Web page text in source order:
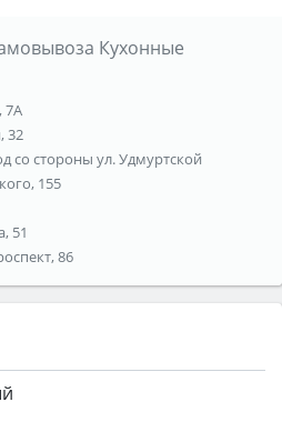
Кухонные
7А
32
со стороны ул. Удмуртской
155
51
86